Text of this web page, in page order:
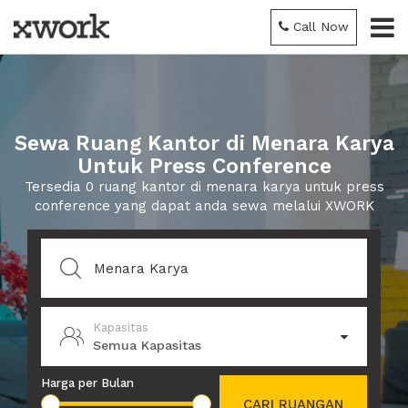
Call Now
Sewa Ruang Kantor di Menara Karya
Untuk Press Conference
Tersedia 0 ruang kantor di menara karya untuk press
conference yang dapat anda sewa melalui XWORK
Kapasitas
Semua Kapasitas
Harga per Bulan
CARI RUANGAN